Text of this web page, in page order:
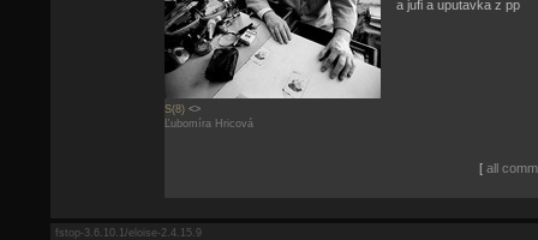
S(8) <>
Ľubomíra Hricová
a jufi a uputavka z pp
[ all
fstop-3.6.10.1/eloise-2.4.15.9